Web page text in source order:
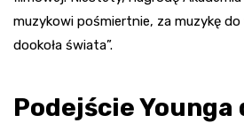
muzykowi pośmiertnie, za muzykę do
dookoła świata”.
Podejście Younga